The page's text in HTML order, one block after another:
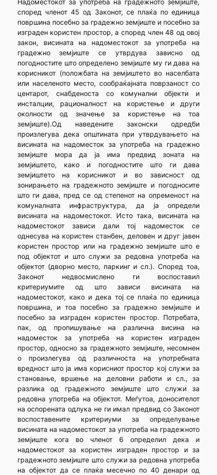
Надоместокот за употреба на градежното земјиште,
според членот 45 од Законот, се плаќа по единица
површина посебно за градежно земјиште и посебно за
изграден користен простор, а според член 48 од овој
закон, висината на надоместокот за употреба на
градежно земјиште се утврдува зависно од
погодностите што определено земјиште му ги дава на
корисникот (положбата на земјиштето во населбата
или населеното место, сообраќајната поврзаност со
центарот, снабденоста со комунални објекти и
инсталции, рационалност на користење и други
околности од значење за користење на тоа
земјиште).Од наведените законски одредби
произлегува дека општината при утврдувањето на
висината на надоместок за употреба на градежно
земјиште мора да ја има предвид зоната на
земјиштето, како и погодностите што ги дава
земјиштето на корисникот и во зависност од
зонирањето на градежното земјиште и погодносите
што ги дава, пред се од степенот на опременост на
комуналната инфраструктура, да ја определи
висината на надоместокот. Исто така, висината на
надоместокот зависи дали тој надоместок се
однесува на користен станбен, деловен и друг јавен
користен простор или на градежно земјиште што е
под објектот и што служи за редовна употреба на
објектот (дворно место, паркинг и сл.). Според тоа,
Законот недвосмислено ги воспоставил
критериумите од што зависи висината на
надоместокот, како и дека тој се плаќа по единица
површина, и тоа посебно за градежно земјиште и
посебно за изграден користен простор. Потребата,
пак, од пропишување на различна висина на
надоместок за употреба на користен изграден
простор, односно за градежното земјиште, несомнен
о произлегува од различноста на употребната
вредност што ја има корисниот простор кој служи за
становање, вршење на деловни работи и сл., за
разлика од градежното земјиште што служи за
редовна употреба на објектот. Меѓутоа, доносителот
на оспорената одлука не ги имал предвид со Законот
воспоставените критериуми за определување
висината на надоместокот за употреба на градежното
земјиште кога во членот 6 определил дека и
надоместокот за користен изграден простор и за
градежното земјиште што служи за редовна употреба
на објектот да се плаќа месечно по 40 денари од